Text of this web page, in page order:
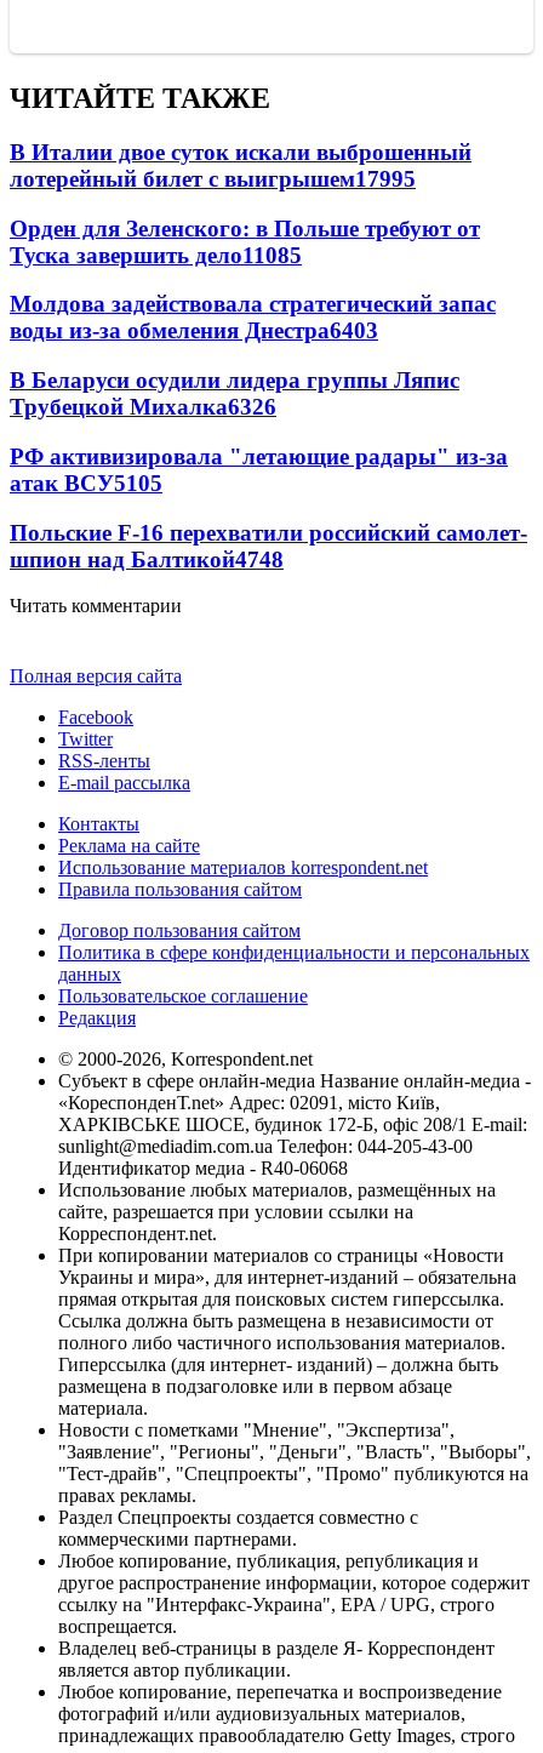
ЧИТАЙТЕ ТАКЖЕ
В Италии двое суток искали выброшенный
лотерейный билет с выигрышем17995
Орден для Зеленского: в Польше требуют от
Туска завершить дело11085
Молдова задействовала стратегический запас
воды из-за обмеления Днестра6403
В Беларуси осудили лидера группы Ляпис
Трубецкой Михалка6326
РФ активизировала "летающие радары" из-за
атак ВСУ5105
Польские F-16 перехватили российский самолет-
шпион над Балтикой4748
Читать комментарии
Полная версия сайта
Facebook
Twitter
RSS-ленты
E-mail рассылка
Контакты
Реклама на сайте
Использование материалов korrespondent.net
Правила пользования сайтом
Договор пользования сайтом
Политика в сфере конфиденциальности и персональных
данных
Пользовательское соглашение
Редакция
© 2000-2026, Korrespondent.net
Субъект в сфере онлайн-медиа Название онлайн-медиа -
«КореспонденТ.net» Адрес: 02091, місто Київ,
ХАРКІВСЬКЕ ШОСЕ, будинок 172-Б, офіс 208/1 E-mail:
sunlight@mediadim.com.ua Телефон: 044-205-43-00
Идентификатор медиа - R40-06068
Использование любых материалов, размещённых на
сайте, разрешается при условии ссылки на
Корреспондент.net.
При копировании материалов со страницы «Новости
Украины и мира», для интернет-изданий – обязательна
прямая открытая для поисковых систем гиперссылка.
Ссылка должна быть размещена в независимости от
полного либо частичного использования материалов.
Гиперссылка (для интернет- изданий) – должна быть
размещена в подзаголовке или в первом абзаце
материала.
Новости с пометками "Мнение", "Экспертиза",
"Заявление", "Регионы", "Деньги", "Власть", "Выборы",
"Тест-драйв", "Спецпроекты", "Промо" публикуются на
правах рекламы.
Раздел Спецпроекты создается совместно с
коммерческими партнерами.
Любое копирование, публикация, републикация и
другое распространение информации, которое содержит
ссылку на "Интерфакс-Украина", EPA / UPG, строго
воспрещается.
Владелец веб-страницы в разделе Я- Корреспондент
является автор публикации.
Любое копирование, перепечатка и воспроизведение
фотографий и/или аудиовизуальных материалов,
принадлежащих правообладателю Getty Images, строго